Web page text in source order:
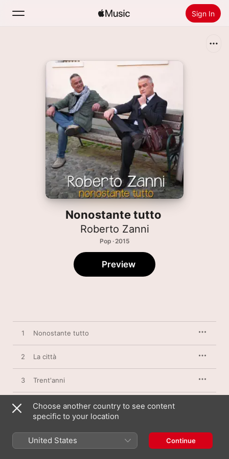
Sign In
Radio
Install Apple Music
Nonostante tutto
Roberto Zanni
Pop · 2015
Preview
1 Nonostante tutto
2 La città
3 Trent'anni
4 Anche Modena dice buonanotte
6 Perchè la notte
Choose another country to see content
specific to your location
United States Continue